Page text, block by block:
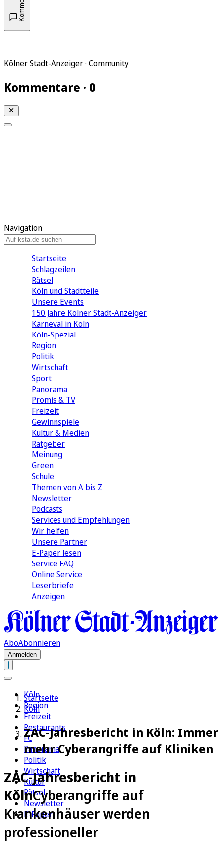
Kölner Stadt-Anzeiger · Community
Kommentare · 0
Navigation
Startseite
Schlagzeilen
Rätsel
Köln und Stadtteile
Unsere Events
150 Jahre Kölner Stadt-Anzeiger
Karneval in Köln
Köln-Spezial
Region
Politik
Wirtschaft
Sport
Panorama
Promis & TV
Freizeit
Gewinnspiele
Kultur & Medien
Ratgeber
Meinung
Green
Schule
Themen von A bis Z
Newsletter
Podcasts
Services und Empfehlungen
Wir helfen
Unsere Partner
E-Paper lesen
Service FAQ
Online Service
Leserbriefe
Anzeigen
AboAbonnieren
Anmelden
Köln
Region
Freizeit
Restaurants
FC
Panorama
Politik
Wirtschaft
Kultur
Rätsel
Newsletter
E-Paper
Startseite
Köln
ZAC-Jahresbericht in Köln: Immer
mehr Cyberangriffe auf Kliniken
ZAC-Jahresbericht in
KölnCyberangriffe auf
Krankenhäuser werden
professioneller